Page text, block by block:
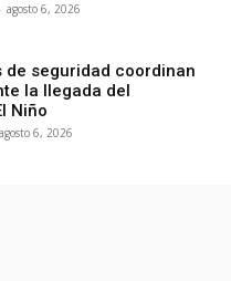
- agosto 6, 2026
de seguridad coordinan
la llegada del
Niño
agosto 6, 2026